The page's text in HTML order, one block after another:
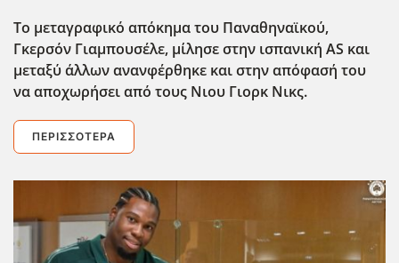
Το μεταγραφικό απόκημα του Παναθηναϊκού,
Γκερσόν Γιαμπουσέλε, μίλησε στην ισπανική AS και
μεταξύ άλλων ανανφέρθηκε και στην απόφασή του
να αποχωρήσει από τους Νιου Γιορκ Νικς.
ΠΕΡΙΣΣΌΤΕΡΑ